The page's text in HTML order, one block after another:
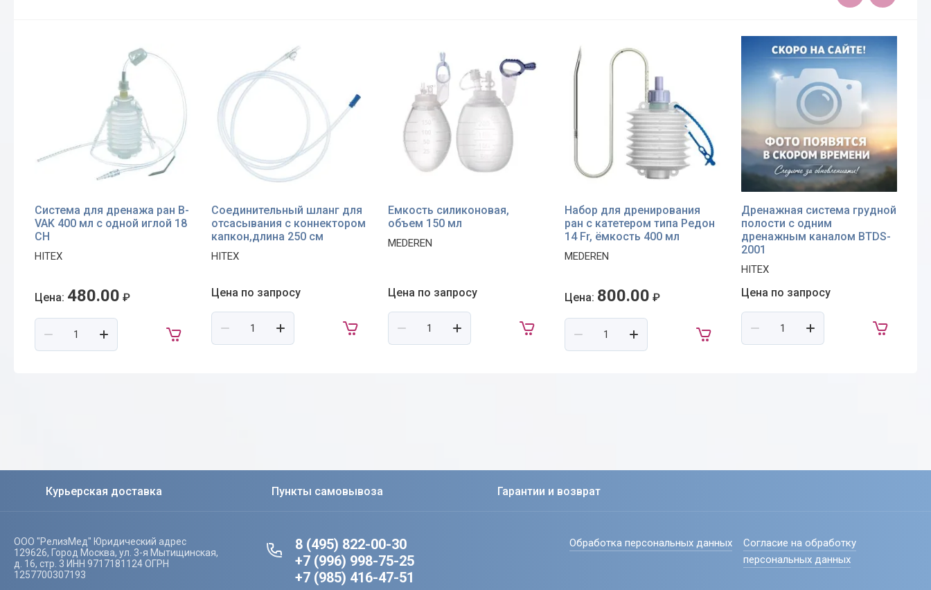
Система для дренажа ран B-
VAK 400 мл с одной иглой 18
CH
HITEX
Цена: 480.00 ₽
Соединительный шланг для
отсасывания с коннектором
капкон,длина 250 см
HITEX
Цена по запросу
Емкость силиконовая,
объем 150 мл
MEDEREN
Цена по запросу
Набор для дренирования
ран с катетером типа Редон
14 Fr, ёмкость 400 мл
MEDEREN
Цена: 800.00 ₽
Дренажная система грудной
полости с одним
дренажным каналом BTDS-
2001
HITEX
Цена по запросу
Курьерская доставка Пункты самовывоза Гарантии и возврат
ООО "РелизМед" Юридический адрес
129626, Город Москва, ул. 3-я Мытищинская,
д. 16, стр. 3 ИНН 9717181124 ОГРН
1257700307193
8 (495) 822-00-30
+7 (996) 998-75-25
+7 (985) 416-47-51
Обработка персональных данных
Согласие на обработку
персональных данных